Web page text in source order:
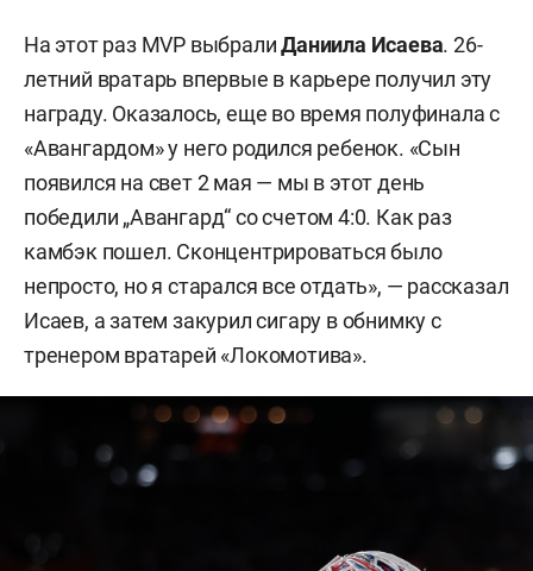
На этот раз MVP выбралиДаниила Исаева. 26-
летний вратарь впервые в карьере получил эту
награду. Оказалось, еще во время полуфинала с
«Авангардом» у него родился ребенок. «Сын
появился на свет 2 мая — мы в этот день
победили „Авангард“ со счетом 4:0. Как раз
камбэк пошел. Сконцентрироваться было
непросто, но я старался все отдать», — рассказал
Исаев, а затем закурил сигару в обнимку с
тренером вратарей «Локомотива».